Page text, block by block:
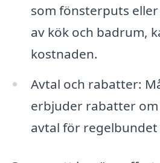
som fönsterputs
av kök och badrum,
kostnaden.
Avtal och rabatter:
erbjuder rabatter
avtal för